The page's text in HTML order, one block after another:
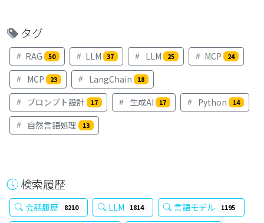
タグ
RAG 50 LLM 37 LLM 25 MCP 24
MCP 23 LangChain 18
プロンプト設計 17 生成AI 17 Python 14
自然言語処理 13
検索履歴
会話履歴 8210 LLM 1814 言語モデル 1195